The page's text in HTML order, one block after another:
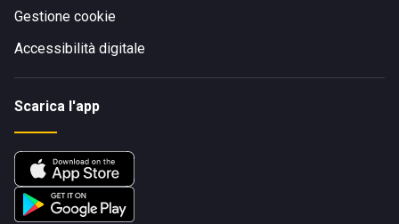
Gestione cookie
Accessibilità digitale
Scarica l'app